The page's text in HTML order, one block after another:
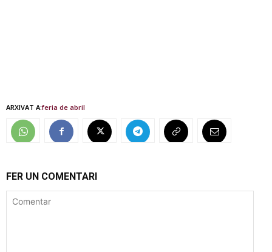
ARXIVAT A:feria de abril
FER UN COMENTARI